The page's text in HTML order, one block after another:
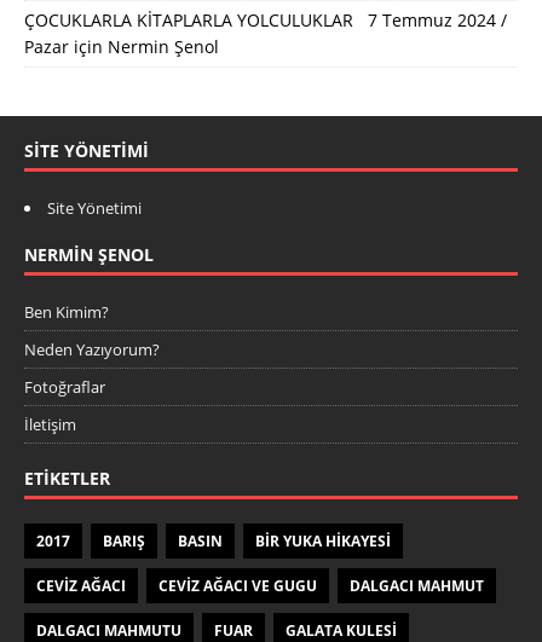
ÇOCUKLARLA KİTAPLARLA YOLCULUKLAR 7 Temmuz 2024 /
Pazar için Nermin Şenol
SITE YÖNETIMI
Site Yönetimi
NERMIN ŞENOL
Ben Kimim?
Neden Yazıyorum?
Fotoğraflar
İletişim
ETIKETLER
2017 BARIŞ BASIN BIR YUKA HIKAYESI
CEVIZ AĞACI CEVIZ AĞACI VE GUGU DALGACI MAHMUT
DALGACI MAHMUTU FUAR GALATA KULESI